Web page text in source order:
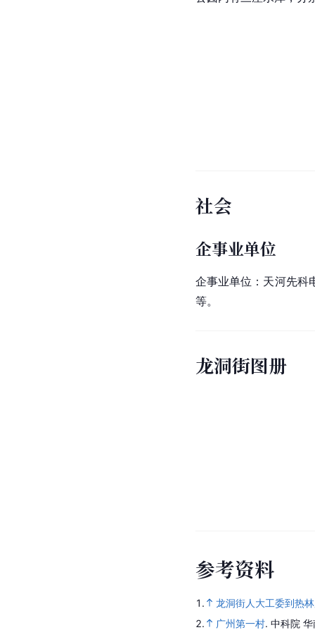
社会
企事业单位
企事业单位：天河先科
等。
龙洞街图册
参考资料
1.
龙洞街人大工委到热
2.
广州第一村. 中科院